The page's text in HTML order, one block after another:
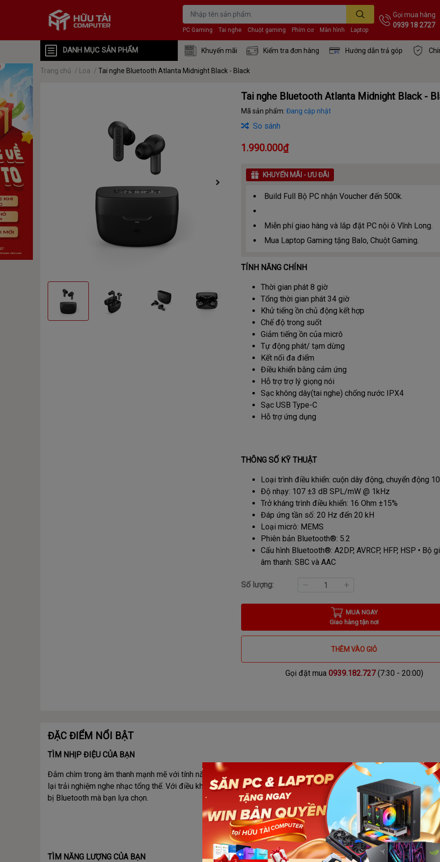
PC Gaming Tai nghe Chuột gaming Phím cơ Màn hình Laptop
Gọi mua hàng
0939 18 2727
DANH MỤC SẢN PHẨM Khuyến mãi Kiểm tra đơn hàng Hướng dẫn trả góp
Trang chủ / Loa / Tai nghe Bluetooth Atlanta Midnight Black - Black
Tai nghe Bluetooth Atlanta Midnight Black -
Mã sản phẩm:Đang cập nhật
So sánh
1.990.000₫
KHUYẾN MÃI - ƯU ĐÃI
Build Full Bộ PC nhận Voucher đến 500k.
Miễn phí giao hàng và lắp đặt PC nội ô Vĩnh Long.
Mua Laptop Gaming tặng Balo, Chuột Gaming.
TÍNH NĂNG CHÍNH
Thời gian phát 8 giờ
Tổng thời gian phát 34 giờ
Khử tiếng ồn chủ động kết hợp
Chế độ trong suốt
Giảm tiếng ồn của micrô
Tự động phát/ tạm dừng
Kết nối đa điểm
Điều khiển bằng cảm ứng
Hỗ trợ trợ lý giọng nói
Sạc không dây(tai nghe) chống nước IPX4
Sạc USB Type-C
Hỗ trợ ứng dụng
THÔNG SỐ KỸ THUẬT
Loại trình điều khiển: cuộn dây động, chuyển động
Độ nhạy: 107 ±3 dB SPL/mW @ 1kHz
Trở kháng trình điều khiển: 16 Ohm ±15%
Đáp ứng tần số: 20 Hz đến 20 kH
Loại micrô: MEMS
Phiên bản Bluetooth®: 5.2
Cấu hình Bluetooth®: A2DP, AVRCP, HFP, HSP • Bộ
âm thanh: SBC và AAC
Số lượng:
MUA NGAY
Giao hàng tận nơi
THÊM VÀO GIỎ
Gọi đặt mua 0939.182.727(7:30 - 20:00)
ĐẶC ĐIỂM NỔI BẬT
TÌM NHỊP ĐIỆU CỦA BẠN
Đắm chìm trong âm thanh mạnh mẽ với tính năng chống ồn chủ động kết hợp, một công nghệ tiên tiến giúp cách ly
lại trải nghiệm nghe nhạc tổng thể. Với điều khiển cảm ứng trực quan và tính năng kết nối đa điểm củaAtlanta, sức
bị Bluetooth mà bạn lựa chọn.
TÌM NĂNG LƯỢNG CỦA BẠN